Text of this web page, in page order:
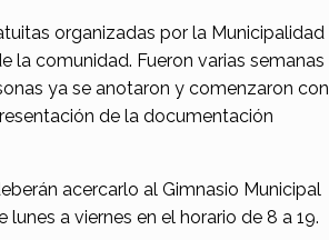
organizadas por la Municipalidad
la comunidad. Fueron varias semanas
ya se anotaron y comenzaron con
de la documentación
acercarlo al Gimnasio Municipal
a viernes en el horario de 8 a 19.